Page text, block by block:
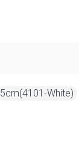
5cm(4101-White)